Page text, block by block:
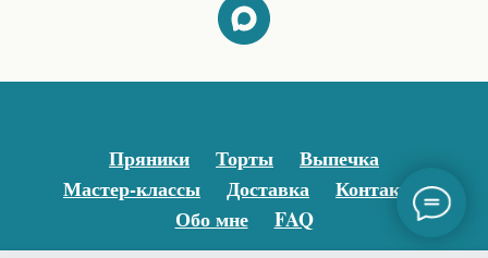
Пряники Торты
Выпечка
Мастер-классы
Доставка
Контакты
Обо мне
FAQ